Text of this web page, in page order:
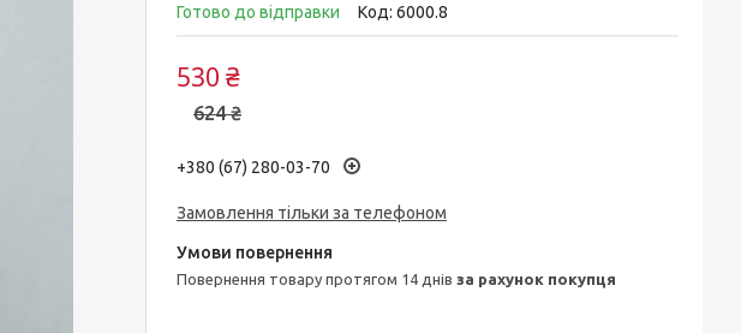
Готово до відправки Код: 6000.8
624 ₴
530 ₴
+380 (67) 280-03-70
Замовлення тільки за телефоном
повернення товару протягом 14 днів за рахунок покупця